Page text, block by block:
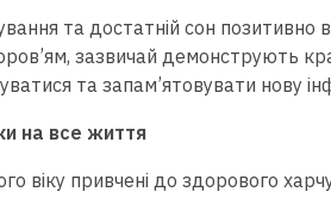
та достатній сон позитивно
зазвичай демонструють
та запам’ятовувати нову
на все життя
віку привчені до здорового